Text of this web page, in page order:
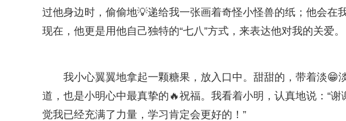
过他身边时，偷偷地💡递给我一张画着奇怪小怪兽的纸；他会在
现在，他更是用他自己独特的“七八”方式，来表达他对我的关爱。
我小心翼翼地拿起一颗糖果，放入口中。甜甜的，带着淡😁
道，也是小明心中最真挚的🔥祝福。我看着小明，认真地说：“谢
觉我已经充满了力量，学习肯定会更好的！”